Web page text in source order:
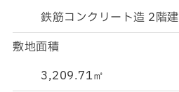
鉄筋コンクリート造 2階建
敷地面積
3,209.71㎡